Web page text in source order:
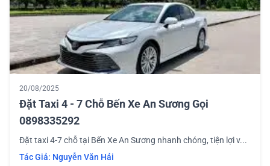
20/08/2025
Đặt Taxi 4 - 7 Chỗ Bến Xe An Sương Gọi
0898335292
Đặt taxi 4-7 chỗ tại Bến Xe An Sương nhanh chóng, tiện lợi v...
Tác Giả: Nguyễn Văn Hải